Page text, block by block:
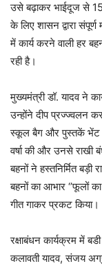
उसे बढ़ाकर भाईदूज से
के लिए शासन द्वारा
में कार्य करने वाली हर
रही है।
मुख्यमंत्री डॉ. यादव ने
उन्होंने दीप प्रज्ज्वलन
स्कूल बैग और पुस्तकें भेंट
वर्षा की और उनसे राखी
बहनों ने हस्तनिर्मित
बहनों का आभार ‘’फूलों
गीत गाकर प्रकट किया।
रक्षाबंधन कार्यक्रम में
कलावती यादव, संजय